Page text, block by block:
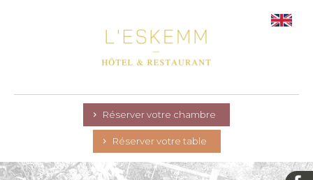
Réserver votre chambre
Réserver votre table